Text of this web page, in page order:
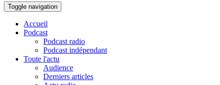
Toggle navigation
Accueil
Podcast
Podcast radio
Podcast indépendant
Toute l'actu
Audience
Derniers articles